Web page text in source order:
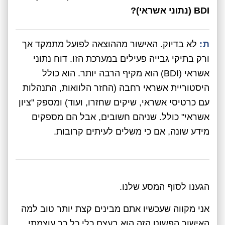
BDI (נתוני אשראי)?
ת: לא בדיוק. האישור מההוצאה לפועל מתמקד אך
ורק בתיקי גבייה פעילים במערכת הזו. דוח נתוני
אשראי (BDI) הוא מקיף הרבה יותר. הוא כולל
היסטוריית אשראי רחבה (החזר הלוואות, התנהלות
עם כרטיסי אשראי, שיקים שחזרו, ועוד) ומספק "ציון
אשראי" כולל. שניהם חשובים, אבל הם מספקים
מידע שונה, אם כי משלים לעיתים קרובות.
הגענו לסוף המסע שלנו.
אני מקווה שעכשיו אתם מבינים קצת יותר טוב למה